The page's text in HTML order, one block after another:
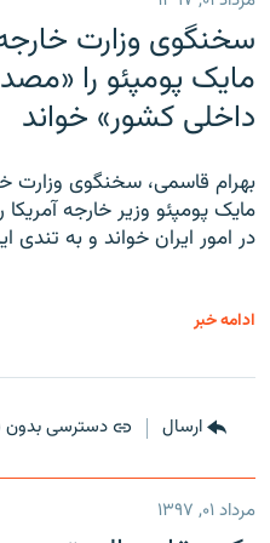
سخنگوی وزارت
مایک پومپئو را
داخلی کشور» خواند
بهرام قاسمی، سخنگوی وزارت
مایک پومپئو وزیر خارجه
در امور ایران خواند و به
ادامه خبر
ارسال دسترسی بدون
مرداد ۰۱, ۱۳۹۷